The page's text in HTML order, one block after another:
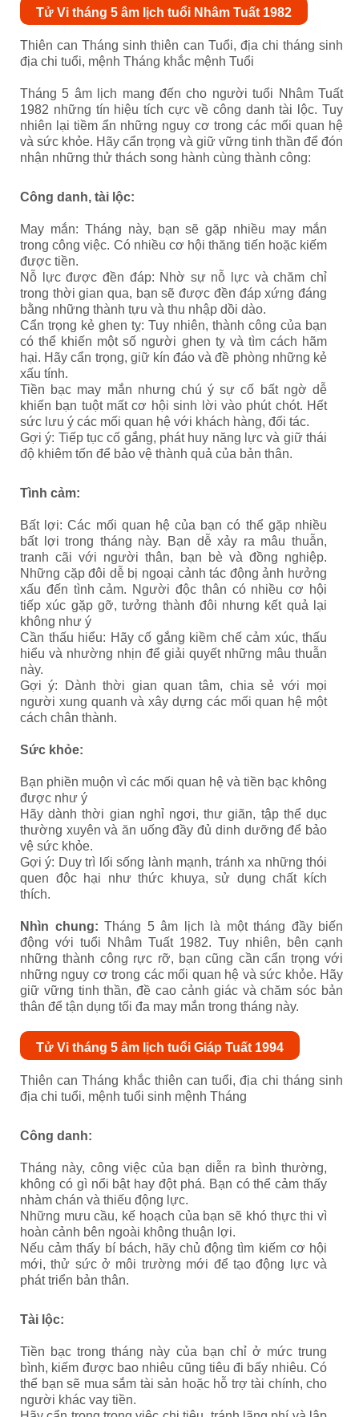
Tử Vi tháng 5 âm lịch tuổi Nhâm Tuất 1982
Thiên can Tháng sinh thiên can Tuổi, địa chi tháng sinh
địa chi tuổi, mệnh Tháng khắc mệnh Tuổi
Tháng 5 âm lịch mang đến cho người tuổi Nhâm Tuất
1982 những tín hiệu tích cực về công danh tài lộc. Tuy
nhiên lại tiềm ẩn những nguy cơ trong các mối quan hệ
và sức khỏe. Hãy cẩn trọng và giữ vững tinh thần để đón
nhận những thử thách song hành cùng thành công:
Công danh, tài lộc:
May mắn: Tháng này, bạn sẽ gặp nhiều may mắn
trong công việc. Có nhiều cơ hội thăng tiến hoặc kiếm
được tiền.
Nỗ lực được đền đáp: Nhờ sự nỗ lực và chăm chỉ
trong thời gian qua, bạn sẽ được đền đáp xứng đáng
bằng những thành tựu và thu nhập dồi dào.
Cẩn trọng kẻ ghen tỵ: Tuy nhiên, thành công của bạn
có thể khiến một số người ghen tỵ và tìm cách hãm
hại. Hãy cẩn trọng, giữ kín đáo và đề phòng những kẻ
xấu tính.
Tiền bạc may mắn nhưng chú ý sự cố bất ngờ dễ
khiến bạn tuột mất cơ hội sinh lời vào phút chót. Hết
sức lưu ý các mối quan hệ với khách hàng, đối tác.
Gợi ý: Tiếp tục cố gắng, phát huy năng lực và giữ thái
độ khiêm tốn để bảo vệ thành quả của bản thân.
Tình cảm:
Bất lợi: Các mối quan hệ của bạn có thể gặp nhiều
bất lợi trong tháng này. Bạn dễ xảy ra mâu thuẫn,
tranh cãi với người thân, bạn bè và đồng nghiệp.
Những cặp đôi dễ bị ngoại cảnh tác động ảnh hưởng
xấu đến tình cảm. Người độc thân có nhiều cơ hội
tiếp xúc gặp gỡ, tưởng thành đôi nhưng kết quả lại
không như ý
Cần thấu hiểu: Hãy cố gắng kiềm chế cảm xúc, thấu
hiểu và nhường nhịn để giải quyết những mâu thuẫn
này.
Gợi ý: Dành thời gian quan tâm, chia sẻ với mọi
người xung quanh và xây dựng các mối quan hệ một
cách chân thành.
Sức khỏe:
Bạn phiền muộn vì các mối quan hệ và tiền bạc không
được như ý
Hãy dành thời gian nghỉ ngơi, thư giãn, tập thể dục
thường xuyên và ăn uống đầy đủ dinh dưỡng để bảo
vệ sức khỏe.
Gợi ý: Duy trì lối sống lành mạnh, tránh xa những thói
quen độc hại như thức khuya, sử dụng chất kích
thích.
Nhìn chung: Tháng 5 âm lịch là một tháng đầy biến
động với tuổi Nhâm Tuất 1982. Tuy nhiên, bên cạnh
những thành công rực rỡ, bạn cũng cần cẩn trọng với
những nguy cơ trong các mối quan hệ và sức khỏe. Hãy
giữ vững tinh thần, đề cao cảnh giác và chăm sóc bản
thân để tận dụng tối đa may mắn trong tháng này.
Tử Vi tháng 5 âm lịch tuổi Giáp Tuất 1994
Thiên can Tháng khắc thiên can tuổi, địa chi tháng sinh
địa chi tuổi, mệnh tuổi sinh mệnh Tháng
Công danh:
Tháng này, công việc của bạn diễn ra bình thường,
không có gì nổi bật hay đột phá. Bạn có thể cảm thấy
nhàm chán và thiếu động lực.
Những mưu cầu, kế hoạch của bạn sẽ khó thực thi vì
hoàn cảnh bên ngoài không thuận lợi.
Nếu cảm thấy bí bách, hãy chủ động tìm kiếm cơ hội
mới, thử sức ở môi trường mới để tạo động lực và
phát triển bản thân.
Tài lộc:
Tiền bạc trong tháng này của bạn chỉ ở mức trung
bình, kiếm được bao nhiêu cũng tiêu đi bấy nhiêu. Có
thể bạn sẽ mua sắm tài sản hoặc hỗ trợ tài chính, cho
người khác vay tiền.